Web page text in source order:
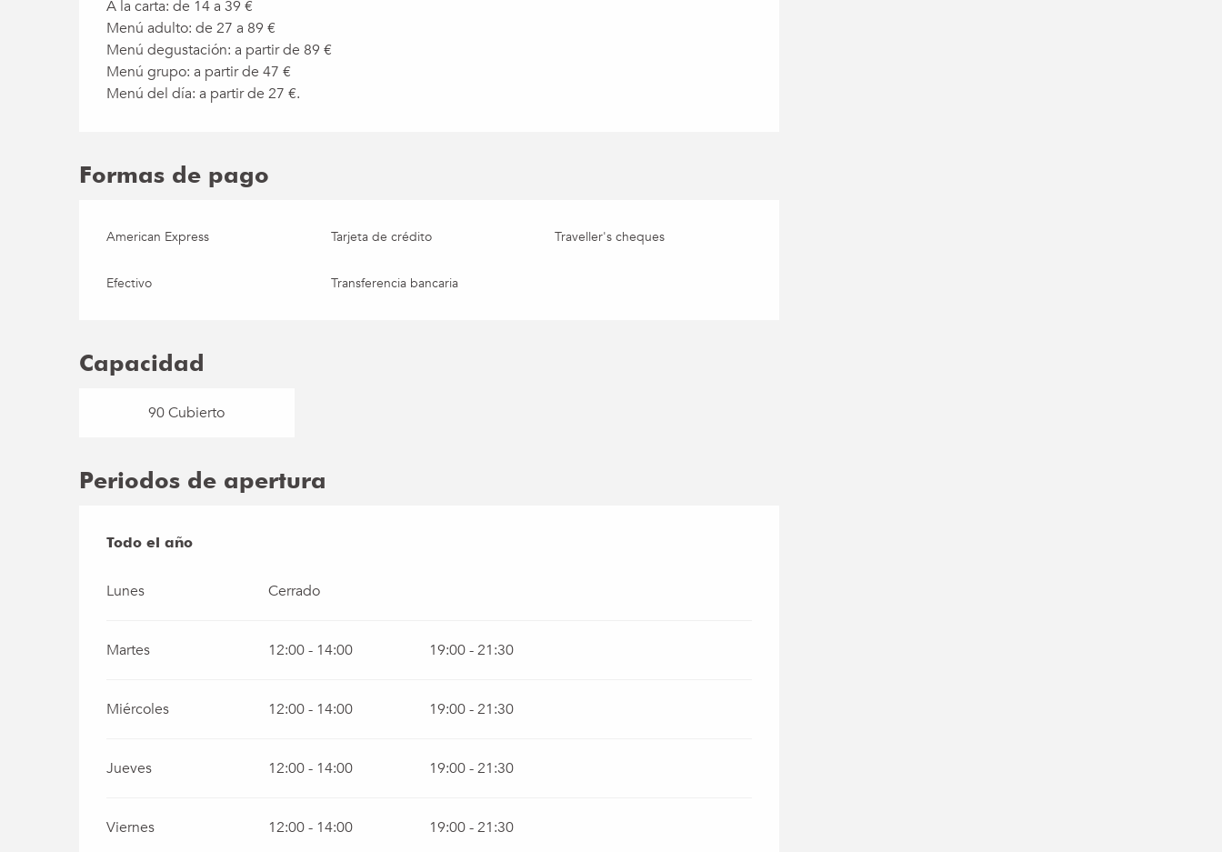
A la carta: de 14 a 39 €
Menú adulto: de 27 a 89 €
Menú degustación: a partir de 89 €
Menú grupo: a partir de 47 €
Menú del día: a partir de 27 €.
Formas de pago
American Express Tarjeta de crédito Traveller's cheques
Efectivo Transferencia bancaria
Capacidad
90 Cubierto
Periodos de apertura
Todo el año
Todo el año
Lunes Cerrado
Martes 12:00 - 14:00 19:00 - 21:30
Miércoles 12:00 - 14:00 19:00 - 21:30
Jueves 12:00 - 14:00 19:00 - 21:30
Viernes 12:00 - 14:00 19:00 - 21:30